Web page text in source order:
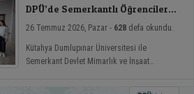
katılarak vatandaşlarla buluştu.
DPÜ’de Semerkantlı Öğrencilere
26 Temmuz 2026, Pazar - 628 defa okundu.
Kütahya Dumlupınar Üniversitesi ile
Semerkant Devlet Mimarlık ve İnşaat